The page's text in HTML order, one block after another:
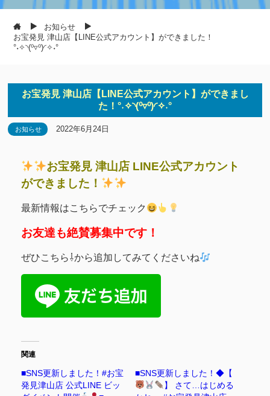
お知らせ
お宝発見 津山店【LINE公式アカウント】ができました！
°˖✧◝(⁰▿⁰)◜✧˖°
お宝発見 津山店【LINE公式アカウント】ができまし
た！°˖✧◝(⁰▿⁰)◜✧˖°
お知らせ 2022年6月24日
お宝発見 津山店 LINE公式アカウント
ができました！
最新情報はこちらでチェック
お友達も絶賛募集中です！
ぜひこちら⇩から追加してみてくださいね
関連
■SNS更新しました！#お宝
発見津山店 公式LINE ビッ
■SNS更新しました！◆【
】 さて…はじめる